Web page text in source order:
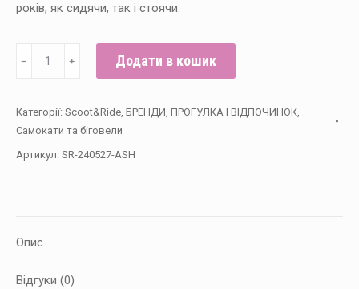
років, як сидячи, так і стоячи.
Самокат
Ride
Highwaykick-
Go
﹣ ﹢ Додати в кошик
Категорії: Scoot&Ride, БРЕНДИ, ПРОГУЛКА І ВІДПОЧИНОК,
Самокати та біговели
Артикул: SR-240527-ASH
Опис
Відгуки (0)